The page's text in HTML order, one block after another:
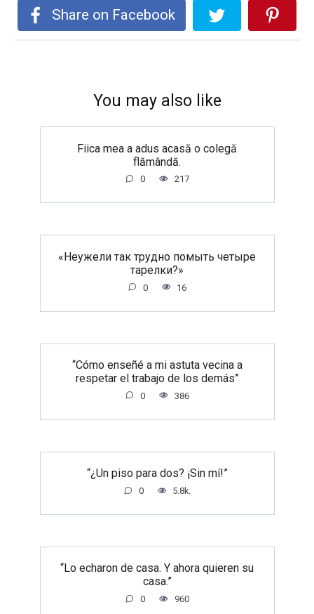
Share on Facebook
You may also like
Fiica mea a adus acasă o colegă
flămândă.
0 217
«Неужели так трудно помыть четыре
тарелки?»
0 16
“Cómo enseñé a mi astuta vecina a
respetar el trabajo de los demás”
0 386
“¿Un piso para dos? ¡Sin mí!”
0 5.8k.
“Lo echaron de casa. Y ahora quieren su
casa.”
0 960